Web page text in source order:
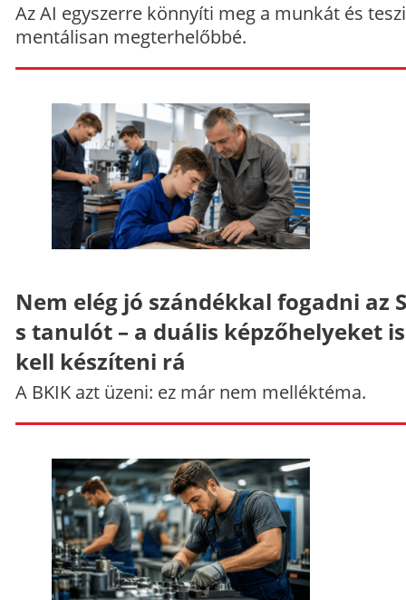
Az AI egyszerre könnyíti meg a munkát és
mentálisan megterhelőbbé.
Nem elég jó szándékkal fogadni az
s tanulót – a duális képzőhelyeket
kell készíteni rá
A BKIK azt üzeni: ez már nem melléktéma.